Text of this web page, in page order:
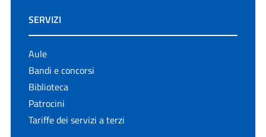
SERVIZI
Aule
Bandi e concorsi
Biblioteca
Patrocini
Tariffe dei servizi a terzi